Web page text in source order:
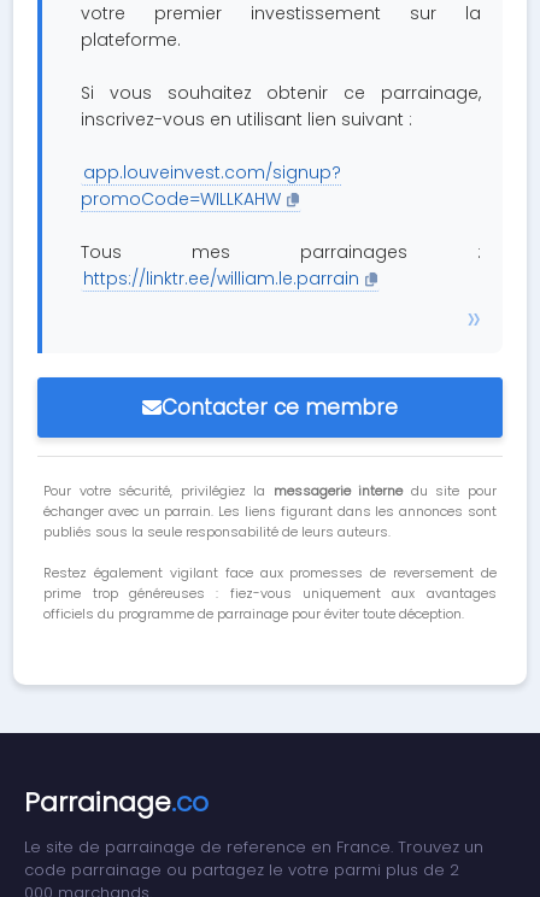
votre premier investissement sur la
plateforme.
Si vous souhaitez obtenir ce parrainage,
inscrivez-vous en utilisant lien suivant :
app.louveinvest.com/signup?
promoCode=WILLKAHW
Tous mes parrainages :
https://linktr.ee/william.le.parrain
Contacter ce membre
Pour votre sécurité, privilégiez la messagerie internedu site pour
échanger avec un parrain. Les liens figurant dans les annonces sont
publiés sous la seule responsabilité de leurs auteurs.
Restez également vigilant face aux promesses de reversement de
prime trop généreuses : fiez-vous uniquement aux avantages
officiels du programme de parrainage pour éviter toute déception.
Parrainage.co
Le site de parrainage de reference en France. Trouvez un
code parrainage ou partagez le votre parmi plus de 2